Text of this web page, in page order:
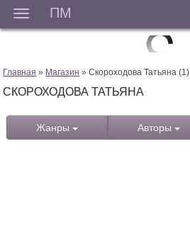
ПМ
Главная » Магазин » Скороходова Татьяна (1)
СКОРОХОДОВА ТАТЬЯНА
Жанры Авторы